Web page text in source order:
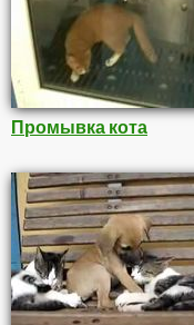
Промывка кота